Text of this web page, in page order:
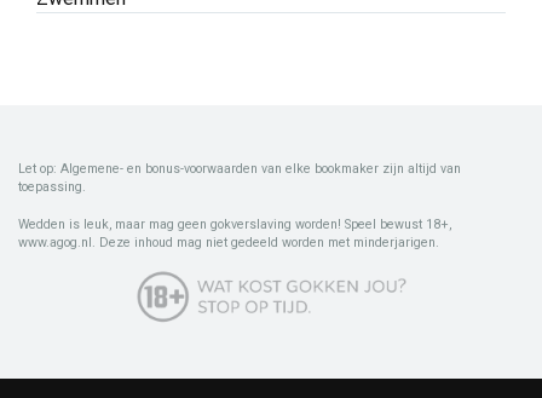
Let op: Algemene- en bonus-voorwaarden van elke bookmaker zijn altijd van
toepassing.
Wedden is leuk, maar mag geen gokverslaving worden! Speel bewust 18+,
www.agog.nl. Deze inhoud mag niet gedeeld worden met minderjarigen.